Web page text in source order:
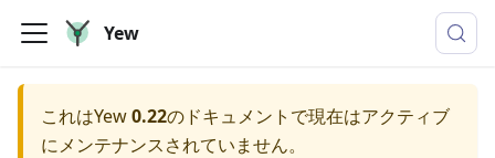
Yew
これはYew0.22のドキュメントで現在はアクティブ
にメンテナンスされていません。